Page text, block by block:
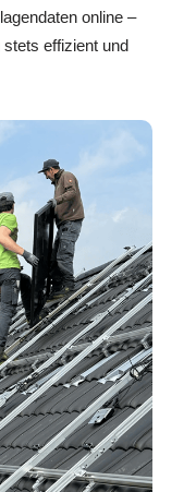
online –
effizient und